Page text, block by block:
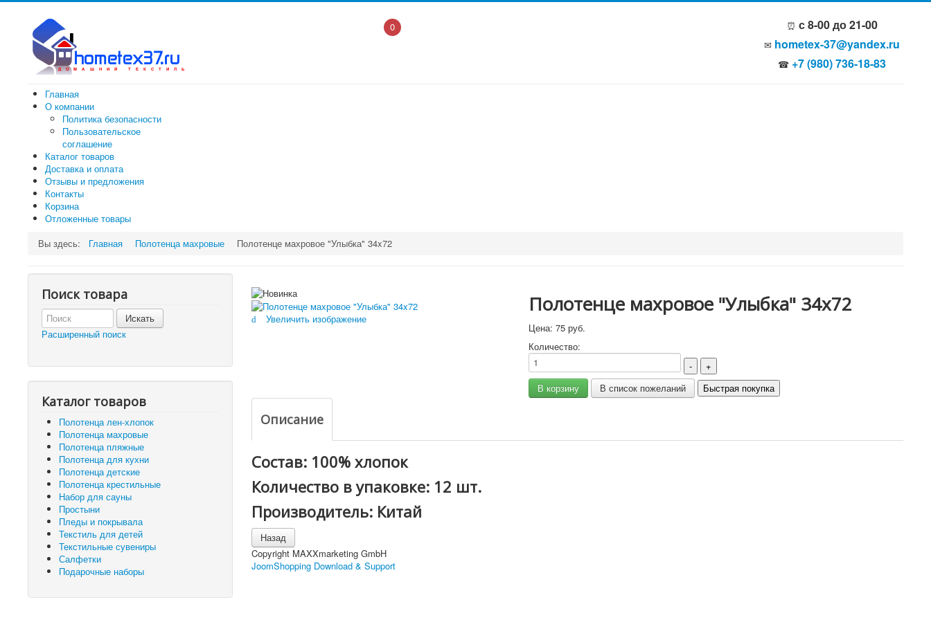
⏰ с 8-00 до 21-00
✉ hometex-37@yandex.ru
☎ +7 (980) 736-18-83
0
Главная
О компании
Политика безопасности
Пользовательское
соглашение
Каталог товаров
Доставка и оплата
Отзывы и предложения
Контакты
Корзина
Отложенные товары
Вы здесь:
Главная Полотенца махровые Полотенце махровое "Улыбка" 34x72
Поиск товара
Расширенный поиск
Каталог товаров
Полотенца лен-хлопок
Полотенца махровые
Полотенца пляжные
Полотенца для кухни
Полотенца детские
Полотенца крестильные
Набор для сауны
Простыни
Пледы и покрывала
Текстиль для детей
Текстильные сувениры
Салфетки
Подарочные наборы
Увеличить изображение
Полотенце махровое "Улыбка" 34x72
Цена:75 руб.
Количество:
Описание
Состав: 100% хлопок
Количество в упаковке: 12 шт.
Производитель: Китай
Copyright MAXXmarketing GmbH
JoomShopping Download & Support